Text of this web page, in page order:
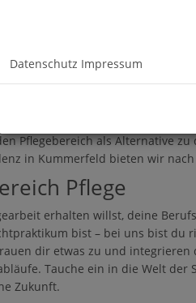
bietet neben
auf die Pflege bei
Qualität, Zusammenarbeit und
mit über 30 Jahren Erfahrung
Pflegebereich als Alternative
in Kummerfeld bieten wir
Pflege
erhalten willst, deine
bist – bei uns bist du
dir etwas zu und integrieren
Tauche ein in die Welt der
Zukunft.
Datenschutz Impressum